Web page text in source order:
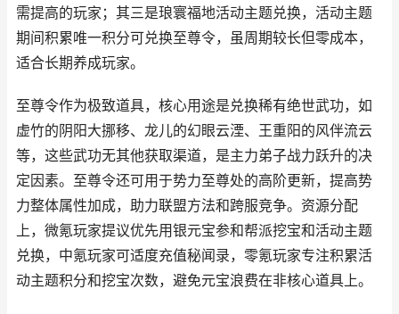
需提高的玩家；其三是琅寰福地活动主题兑换，活动主题
期间积累唯一积分可兑换至尊令，虽周期较长但零成本，
适合长期养成玩家。
至尊令作为极致道具，核心用途是兑换稀有绝世武功，如
虚竹的阴阳大挪移、龙儿的幻眼云湮、王重阳的风伴流云
等，这些武功无其他获取渠道，是主力弟子战力跃升的决
定因素。至尊令还可用于势力至尊处的高阶更新，提高势
力整体属性加成，助力联盟方法和跨服竞争。资源分配
上，微氪玩家提议优先用银元宝参和帮派挖宝和活动主题
兑换，中氪玩家可适度充值秘闻录，零氪玩家专注积累活
动主题积分和挖宝次数，避免元宝浪费在非核心道具上。